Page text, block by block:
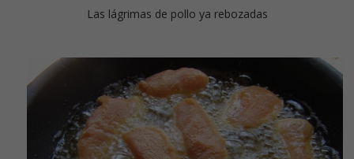
Las lágrimas de pollo ya rebozadas